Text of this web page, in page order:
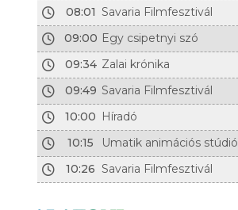
08:01 Savaria Filmfesztivál
09:00 Egy csipetnyi szó
09:34 Zalai krónika
09:49 Savaria Filmfesztivál
10:00 Híradó
10:15
Umatik animációs stúdió
10:26 Savaria Filmfesztivál